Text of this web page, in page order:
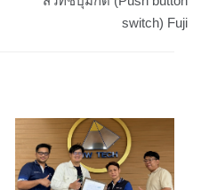
switch) Fuji